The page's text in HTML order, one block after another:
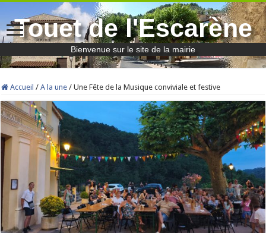
Touet de l'Escarène
Bienvenue sur le site de la mairie
Accueil / A la une / Une Fête de la Musique conviviale et festive